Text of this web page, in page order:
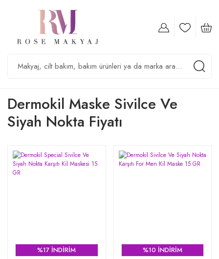
Dermokil Maske Sivilce Ve
Siyah Nokta Fiyatı
%17 İNDİRİM %10 İNDİRİM